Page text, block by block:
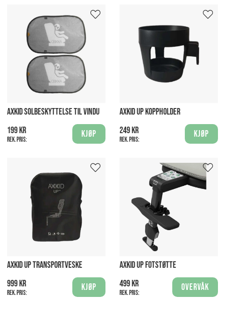
AXKID SOLBESKYTTELSE TIL VINDU
199 kr
Rek. pris:
Kjøp
AXKID UP KOPPHOLDER
249 kr
Rek. pris:
Kjøp
AXKID UP TRANSPORTVESKE
999 kr
Rek. pris:
Kjøp
AXKID UP FOTSTØTTE
499 kr
Rek. pris:
Overvåk